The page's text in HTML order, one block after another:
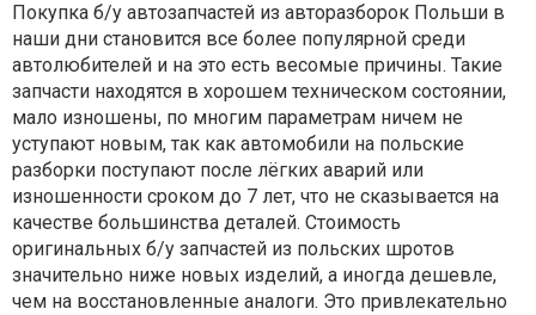
Покупка б/у автозапчастей из авторазборок Польши в
наши дни становится все более популярной среди
автолюбителей и на это есть весомые причины. Такие
запчасти находятся в хорошем техническом состоянии,
мало изношены, по многим параметрам ничем не
уступают новым, так как автомобили на польские
разборки поступают после лёгких аварий или
изношенности сроком до 7 лет, что не сказывается на
качестве большинства деталей. Стоимость
оригинальных б/у запчастей из польских шротов
значительно ниже новых изделий, а иногда дешевле,
чем на восстановленные аналоги. Это привлекательно